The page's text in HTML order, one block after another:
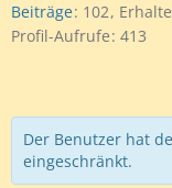
Beiträge 102
Profil-Aufrufe 413
Der Benutzer hat
eingeschränkt.